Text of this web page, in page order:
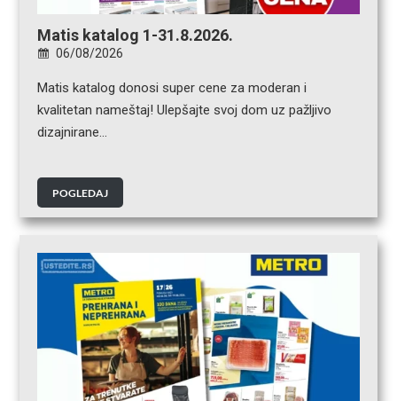
Matis katalog 1-31.8.2026.
06/08/2026
Matis katalog donosi super cene za moderan i
kvalitetan nameštaj! Ulepšajte svoj dom uz pažljivo
dizajnirane…
POGLEDAJ